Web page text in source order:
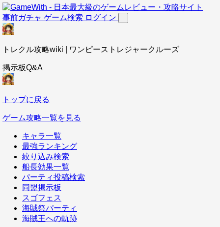
事前ガチャ ゲーム検索 ログイン
トレクル攻略wiki | ワンピーストレジャークルーズ
掲示板Q&A
トップに戻る
ゲーム攻略一覧を見る
キャラ一覧
最強ランキング
絞り込み検索
船長効果一覧
パーティ投稿検索
同盟掲示板
スゴフェス
海賊祭パーティ
海賊王への軌跡